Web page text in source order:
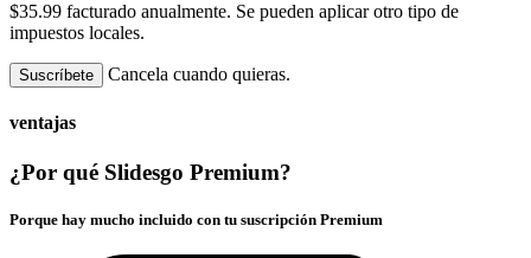
$35.99 facturado anualmente. Se pueden aplicar otro tipo de
impuestos locales.
Suscríbete Cancela cuando quieras.
ventajas
¿Por qué Slidesgo Premium?
Porque hay mucho incluido con tu suscripción Premium